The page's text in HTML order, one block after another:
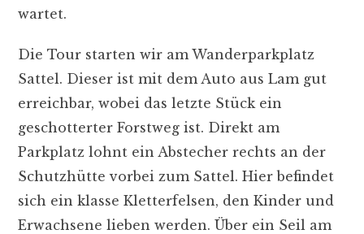
wartet.
Die Tour starten wir am Wanderparkplatz
Sattel. Dieser ist mit dem Auto aus Lam gut
erreichbar, wobei das letzte Stück ein
geschotterter Forstweg ist. Direkt am
Parkplatz lohnt ein Abstecher rechts an der
Schutzhütte vorbei zum Sattel. Hier befindet
sich ein klasse Kletterfelsen, den Kinder und
Erwachsene lieben werden. Über ein Seil am